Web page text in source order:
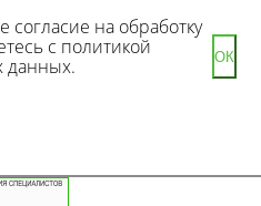
согласие на обработку
с политикой
данных.
ОК